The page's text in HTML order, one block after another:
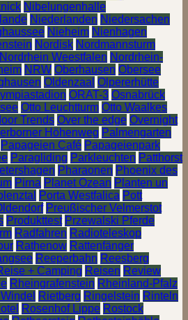
Nibelungenhalle
Niederlanden Niedersachen
Nieheim Nienhagen
Nordisk Nordmannsturm
Nordrhein Weestfalen Nordrhein-
NRW Oberhausen Obersee
Oldenzaal Olpererhütte
ORAT-3 Osnabrück
Otto Leuchtturm Otto Waalkes
Trends Over the edge Overnight
Höhenweg Palmengarten
Papageien Café Papageienpark
Paragliding Parkleuchten Patthorst
Pharaonen Phoenix des
Pirna Planet Ozean Planten un
Porta Westfalica Pott
Preußischer Velmerstot
Produkttest Przewalski Pferde
Radfahren Radioteleskop
Rathenow Rattenfänger
Reeperbahn Reesberg
+ Camping Reisen Review
Rheingrafenstein Rheinland-Pfalz
Rietberg Ringelstein Rinteln
Rosenhof Lippe Rostock